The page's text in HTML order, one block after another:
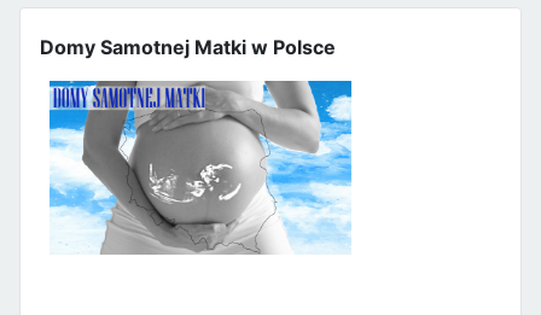
Domy Samotnej Matki w Polsce